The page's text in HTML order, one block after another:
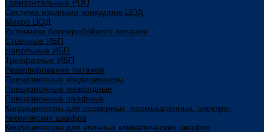
Горизонтальные PDU
Система изоляции коридоров ЦОД
Микро ЦОД
Источники бесперебойного питания
Стоечные ИБП
Напольные ИБП
Трёхфазные ИБП
Резервирование питания
Прецизионные кондиционеры
Прецизионные межрядные
Прецизионные шкафные
Кондиционеры для серверных, промышленных, электро-
технических шкафов
Кондиционеры для уличных климатических шкафов